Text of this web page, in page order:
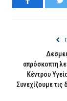
Facebook
απρόσκοπτη
Κέντρου
Συνεχίζουμε τις